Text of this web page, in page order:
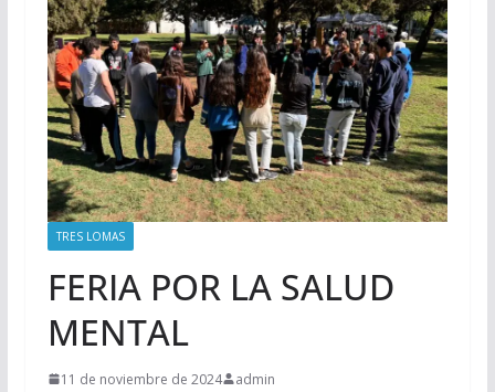
TRES LOMAS
FERIA POR LA SALUD
MENTAL
11 de noviembre de 2024 admin